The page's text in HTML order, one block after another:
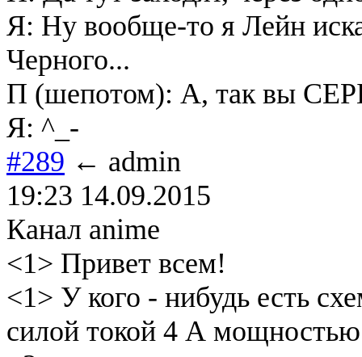
Я: Ну вообще-то я Лейн
Черного...
П (шепотом): А, так вы
Я: ^_-
#289 ← admin
19:23 14.09.2015
Канал anime
<1> Привет всем!
<1> У кого - нибудь есть
силой токой 4 А